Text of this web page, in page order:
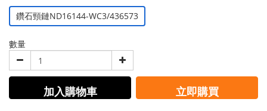
鑽石頸鏈ND16144-WC3/436573
數量
加入購物車 立即購買